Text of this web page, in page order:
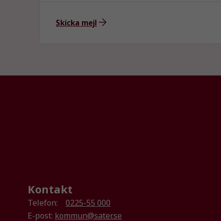
Skicka mejl
Kontakt
Telefon:
0225-55 000
E-post: kommun@sater.se